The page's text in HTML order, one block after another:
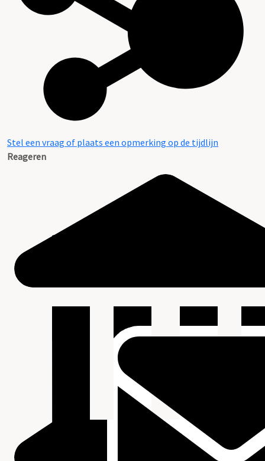
Stel een vraag of plaats een opmerking op de tijdlijn
Reageren